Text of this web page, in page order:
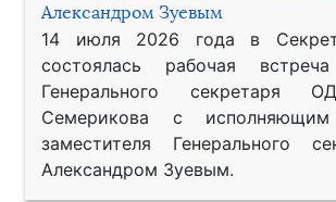
Александром Зуевым
14 июля 2026 года в
состоялась рабочая
Генерального секретаря
Семерикова с исполняющим
заместителя Генерального
Александром Зуевым.